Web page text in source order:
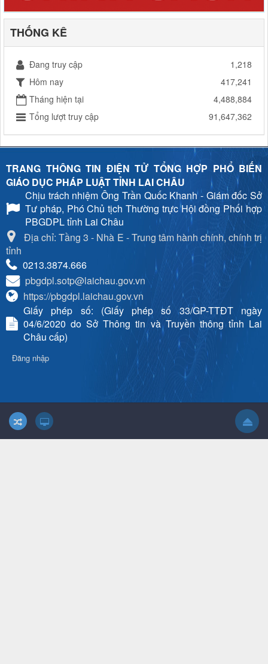
THỐNG KÊ
Đang truy cập
1,218
Hôm nay
417,241
Tháng hiện tại
4,488,884
Tổng lượt truy cập
91,647,362
TRANG THÔNG TIN ĐIỆN TỬ TỔNG HỢP PHỔ BIẾN
GIÁO DỤC PHÁP LUẬT TỈNH LAI CHÂU
Chịu trách nhiệmÔng Trần Quốc Khanh - Giám đốc Sở
Tư pháp, Phó Chủ tịch Thường trực Hội đồng Phối hợp
PBGDPL tỉnh Lai Châu
Địa chỉ: Tầng 3 - Nhà E - Trung tâm hành chính, chính trị
tỉnh
0213.3874.666
pbgdpl.sotp@laichau.gov.vn
https://pbgdpl.laichau.gov.vn
Giấy phép số: (Giấy phép số 33/GP-TTĐT ngày
04/6/2020 do Sở Thông tin và Truyền thông tỉnh Lai
Châu cấp)
Đăng nhập